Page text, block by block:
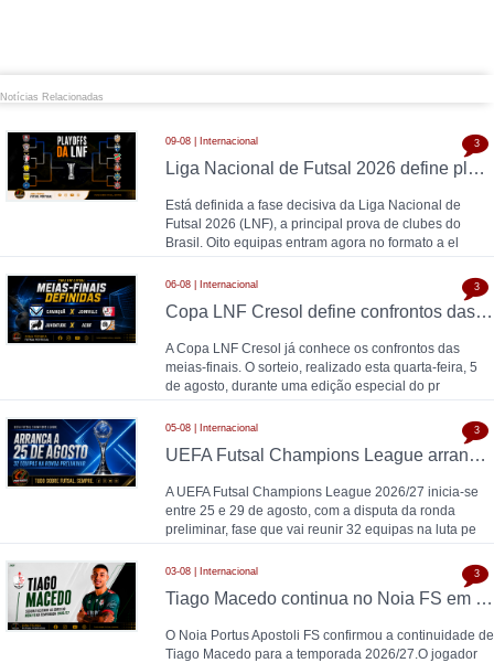
Notícias Relacionadas
09-08 | Internacional
Liga Nacional de Futsal 2026 define play offs, oito equipas em disputa por vaga nos quartos de final
Está definida a fase decisiva da Liga Nacional de
Futsal 2026 (LNF), a principal prova de clubes do
Brasil. Oito equipas entram agora no formato a el
3
06-08 | Internacional
Copa LNF Cresol define confrontos das meias-finais
A Copa LNF Cresol já conhece os confrontos das
meias-finais. O sorteio, realizado esta quarta-feira, 5
de agosto, durante uma edição especial do pr
3
05-08 | Internacional
UEFA Futsal Champions League arranca a 25 de agosto com 32 equipas na ronda preliminar
A UEFA Futsal Champions League 2026/27 inicia-se
entre 25 e 29 de agosto, com a disputa da ronda
preliminar, fase que vai reunir 32 equipas na luta pe
3
03-08 | Internacional
Tiago Macedo continua no Noia FS em 2026/27
O Noia Portus Apostoli FS confirmou a continuidade de
Tiago Macedo para a temporada 2026/27.O jogador
3